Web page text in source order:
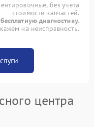
без учета
стоимости запчастей.
диагностику.
на неисправность.
центра